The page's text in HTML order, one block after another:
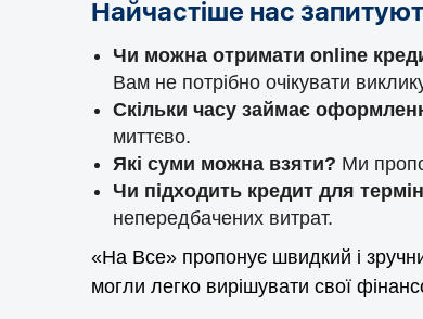
Найчастіше нас
Чи можна отримати online
Вам не потрібно очікувати
Скільки часу займає
миттєво.
Які суми можна взяти? Ми
Чи підходить кредит для
непередбачених витрат.
«На Все» пропонує швидкий і
могли легко вирішувати свої